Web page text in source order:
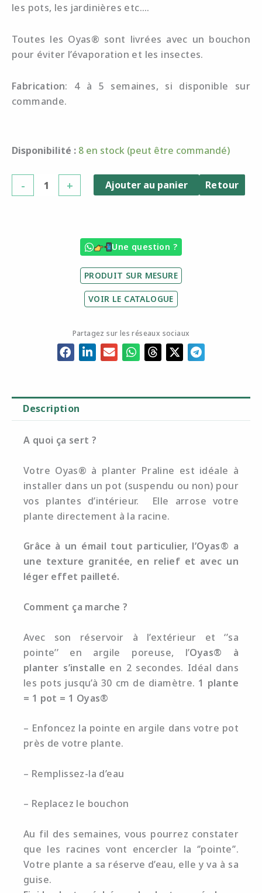
les pots, les jardinières etc….
Toutes les Oyas® sont livrées avec un bouchon
pour éviter l’évaporation et les insectes.
Fabrication: 4 à 5 semaines, si disponible sur
commande.
Disponibilité : 8 en stock (peut être commandé)
-
quantité
Oyas®
+ Ajouter au panier Retour
Une question ?
PRODUIT SUR MESURE
VOIR LE CATALOGUE
Partagez sur les réseaux sociaux
Description
A quoi ça sert ?
Votre Oyas® à planter Praline est idéale à
installer dans un pot (suspendu ou non) pour
vos plantes d’intérieur. Elle arrose votre
plante directement à la racine.
Grâce à un émail tout particulier, l’Oyas® a
une texture granitée, en relief et avec un
léger effet pailleté.
Comment ça marche ?
Avec son réservoir à l’extérieur et ‘’sa
pointe’’ en argile poreuse, l’Oyas® à
planter s’installe en 2 secondes. Idéal dans
les pots jusqu’à 30 cm de diamètre. 1 plante
= 1 pot = 1 Oyas®
– Enfoncez la pointe en argile dans votre pot
près de votre plante.
– Remplissez-la d’eau
– Replacez le bouchon
Au fil des semaines, vous pourrez constater
que les racines vont encercler la ‘’pointe’’.
Votre plante a sa réserve d’eau, elle y va à sa
guise.